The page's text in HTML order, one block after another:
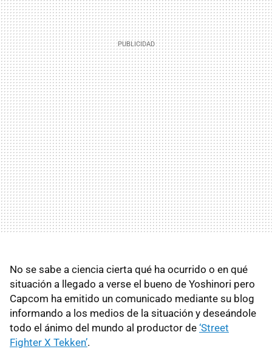
No se sabe a ciencia cierta qué ha ocurrido o en qué
situación a llegado a verse el bueno de Yoshinori pero
Capcom ha emitido un comunicado mediante su blog
informando a los medios de la situación y deseándole
todo el ánimo del mundo al productor de ‘Street
Fighter X Tekken’.